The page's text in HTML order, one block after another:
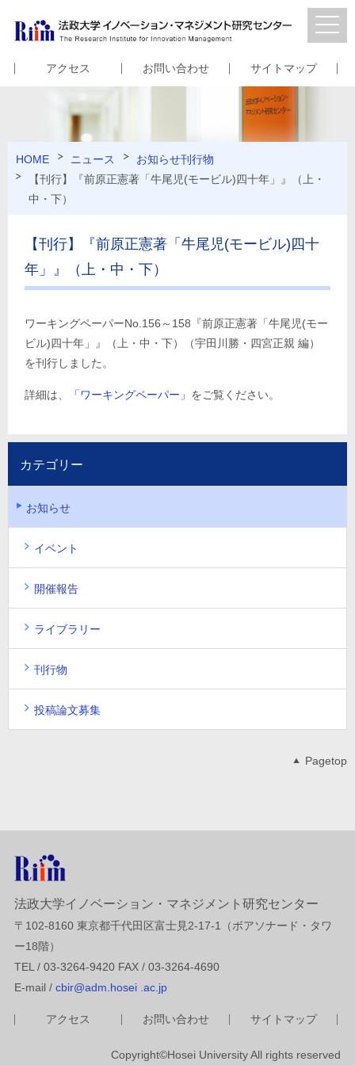
アクセス お問い合わせ サイトマップ
HOME ニュース お知らせ刊行物
【刊行】『前原正憲著「牛尾児(モービル)四十年」』（上・
中・下）
【刊行】『前原正憲著「牛尾児(モービル)四十
年」』（上・中・下）
ワーキングペーパーNo.156～158『前原正憲著「牛尾児(モー
ビル)四十年」』（上・中・下）（宇田川勝・四宮正親 編）
を刊行しました。
詳細は、 「ワーキングペーパー」 をご覧ください。
カテゴリー
お知らせ
イベント
開催報告
ライブラリー
刊行物
投稿論文募集
Pagetop
法政大学イノベーション・マネジメント研究センター
〒102-8160 東京都千代田区富士見2-17-1（ボアソナード・タワ
ー18階）
TEL / 03-3264-9420 FAX / 03-3264-4690
E-mail / cbir@adm.hosei .ac.jp
アクセス お問い合わせ サイトマップ
Copyright©Hosei University All rights reserved